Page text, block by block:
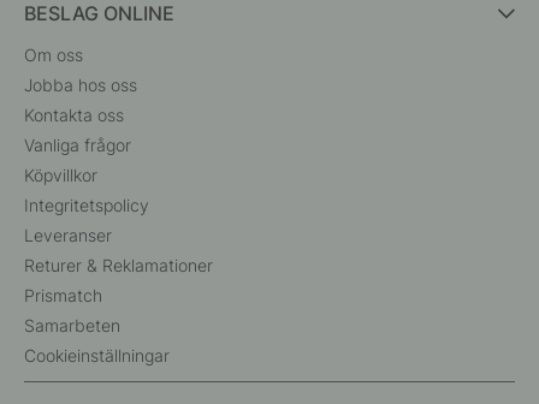
BESLAG ONLINE
Om oss
Jobba hos oss
Kontakta oss
Vanliga frågor
Köpvillkor
Integritetspolicy
Leveranser
Returer & Reklamationer
Prismatch
Samarbeten
Cookieinställningar